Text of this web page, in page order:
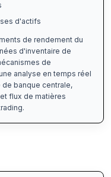
d'actifs
de rendement du
d'inventaire de
de
analyse en temps réel
banque centrale,
flux de matières